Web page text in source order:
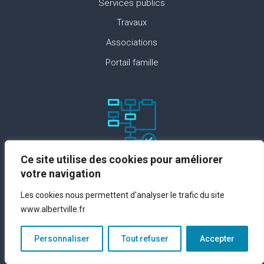
Ce site utilise des cookies pour améliorer
votre navigation
Les cookies nous permettent d'analyser le trafic du site
www.albertville.fr
Personnaliser Tout refuser Accepter
Services publics
Travaux
Associations
Portail famille
Paramètres du site
Plan du site
Espace presse
Mentions légales